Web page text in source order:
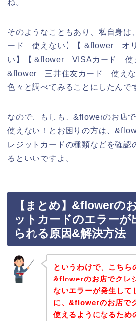
ね。
そのようなこともあり、私自身
ード 使えない】【 &flower オ
い】【 &flower VISAカード 使
&flower 三井住友カード 使えな
色々と調べてみることにしたんで
なので、もしも、&flowerのお店
使えない！とお困りの方は、
レジットカードの種類などを確認
るといいですよ。
【まとめ】&flowerの
ットカードのエラーが
られる原因&解決方法
というわけで、こちら
&flowerのお店でクレ
ないエラーが発生して
に、&flowerのお店で
使えるようになるため